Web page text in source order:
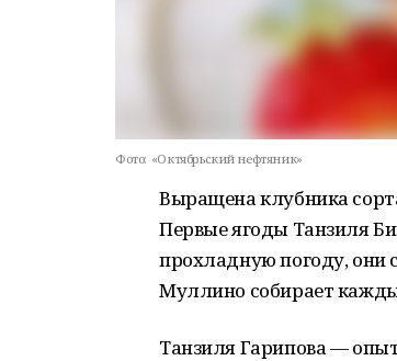
Фото: «Октябрьский нефтяник»
Выращена клубника
Первые ягоды Танзиля
прохладную погоду, они
Муллино собирает
Танзиля Гарипова —